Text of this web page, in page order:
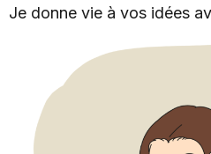
Je donne vie à vos idées